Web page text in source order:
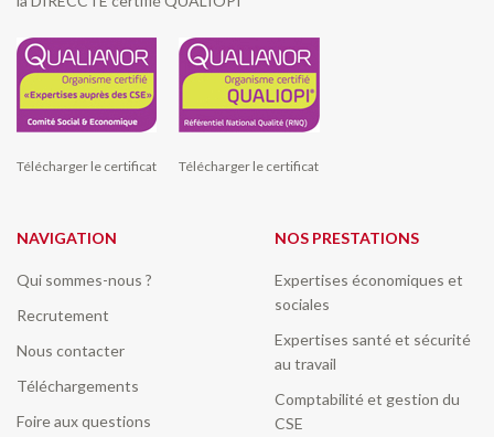
Télécharger le certificat Télécharger le certificat
NAVIGATION
Qui sommes-nous ?
Recrutement
Nous contacter
Téléchargements
Foire aux questions
NOS PRESTATIONS
Expertises économiques et
sociales
Expertises santé et sécurité
au travail
Comptabilité et gestion du
CSE